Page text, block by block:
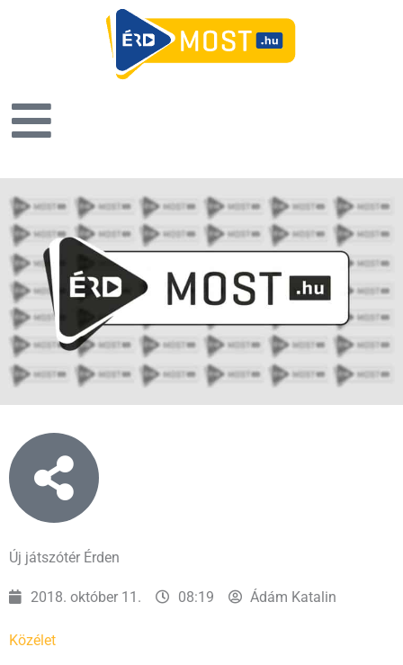
Új játszótér Érden
2018. október 11. 08:19 Ádám Katalin
Közélet